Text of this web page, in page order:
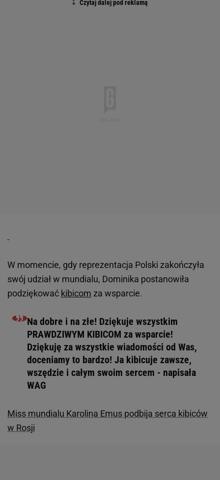
W momencie, gdy reprezentacja Polski zakończyła
swój udział w mundialu, Dominika postanowiła
podziękować kibicom za wsparcie.
Na dobre i na złe! Dziękuje wszystkim
PRAWDZIWYM KIBICOM za wsparcie!
Dziękuję za wszystkie wiadomości od Was,
doceniamy to bardzo! Ja kibicuje zawsze,
wszędzie i całym swoim sercem - napisała
WAG
Miss mundialu Karolina Emus podbija serca kibiców
w Rosji